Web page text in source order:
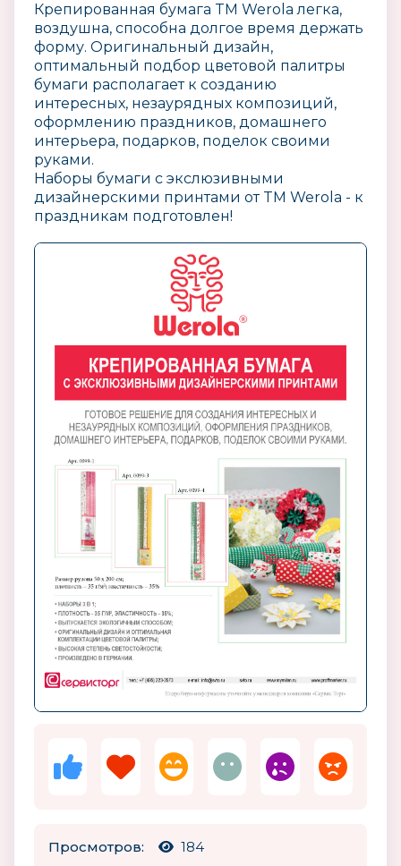
Крепированная бумага TM Werola легка,
воздушна, способна долгое время держать
форму. Оригинальный дизайн,
оптимальный подбор цветовой палитры
бумаги располагает к созданию
интересных, незаурядных композиций,
оформлению праздников, домашнего
интерьера, подарков, поделок своими
руками.
Наборы бумаги с экслюзивными
дизайнерскими принтами от TM Werola - к
праздникам подготовлен!
Просмотров:
184